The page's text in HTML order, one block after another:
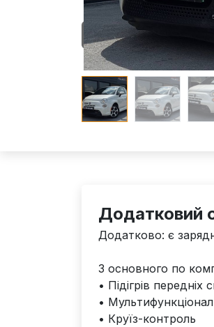
Додатковий
Додатково: є
З основного по
• Підігрів передніх
•
• Круїз-контроль